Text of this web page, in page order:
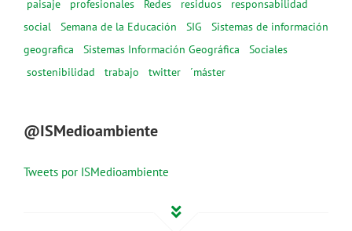
paisaje
profesionales Redes residuos
responsabilidad
social
Semana de la Educación SIG
Sistemas de información
geografica
Sistemas Información Geográfica
Sociales
sostenibilidad
trabajo twitter ´máster
@ISMedioambiente
Tweets por ISMedioambiente